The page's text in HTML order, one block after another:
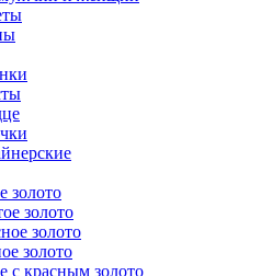
золото
золото
золото
золото
с красным золото